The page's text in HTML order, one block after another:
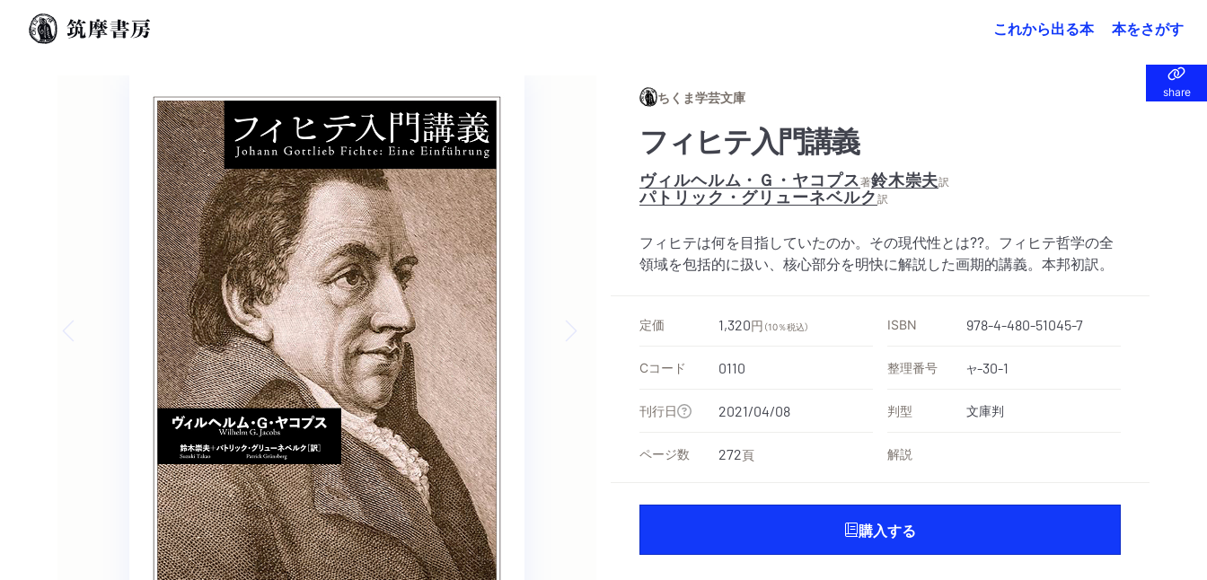
これから出る本 本をさがす
share
share
ちくま学芸文庫
フィヒテ入門講義
ヴィルヘルム・Ｇ・ヤコプス著鈴木崇夫訳
パトリック・グリューネベルク訳
フィヒテは何を目指していたのか。その現代性とは??。フィヒテ哲学の全
領域を包括的に扱い、核心部分を明快に解説した画期的講義。本邦初訳。
定価 1,320円 （10％税込） ISBN 978-4-480-51045-7
Cコード 0110 整理番号 ヤ-30-1
刊行日 2021/04/08 判型 文庫判
ページ数 272頁 解説
購入する